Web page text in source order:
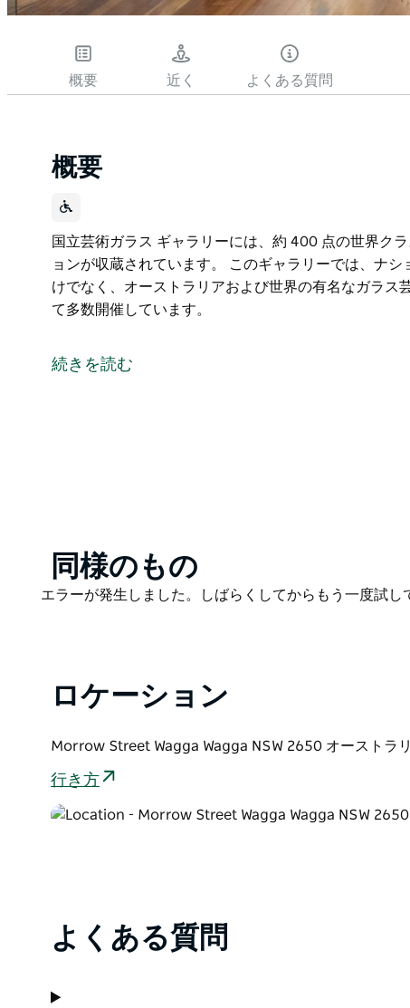
概要 近く よくある質問
概要
国立芸術ガラス ギャラリーには、約 400 点の世界ク
ョンが収蔵されています。 このギャラリーでは、ナ
けでなく、オーストラリアおよび世界の有名なガラス
て多数開催しています。
ョンが収蔵されています。
続きを読む
Product
List
同様のもの
Product
エラーが発生しました。しばらくしてからもう一度試し
ロケーション
Morrow Street Wagga Wagga NSW 2650 オーストラ
行き方
よくある質問